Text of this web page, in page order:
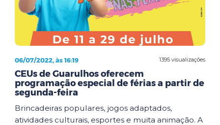
1395 visualizações
06/07/2022, às 16:19
CEUs de Guarulhos oferecem
programação especial de férias a partir de
segunda-feira
Brincadeiras populares, jogos adaptados,
atividades culturais, esportes e muita animação. A